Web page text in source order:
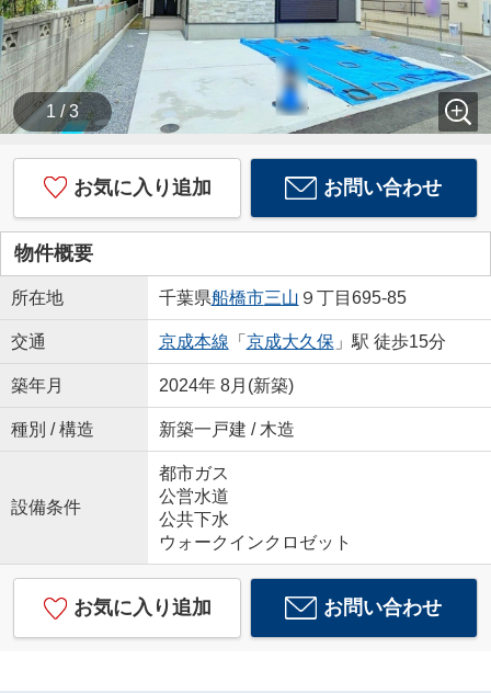
1 / 3
お気に入り追加 お問い合わせ
物件概要
所在地 千葉県船橋市三山 ９丁目695-85
交通 京成本線 「 京成大久保 」駅 徒歩15分
築年月 2024年 8月(新築)
種別 / 構造 新築一戸建 / 木造
設備条件
都市ガス
公営水道
公共下水
ウォークインクロゼット
お気に入り追加 お問い合わせ